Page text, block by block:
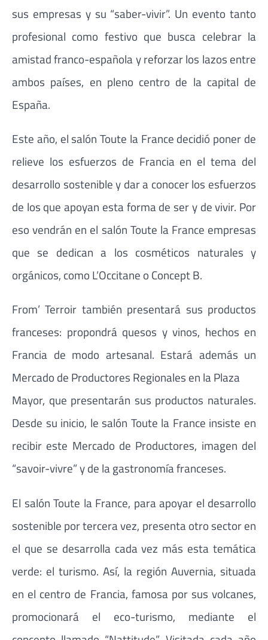
sus empresas y su “saber-vivir”. Un evento tanto
profesional como festivo que busca celebrar la
amistad franco-española y reforzar los lazos entre
ambos países, en pleno centro de la capital de
España.
Este año, el salón Toute la France decidió poner de
relieve los esfuerzos de Francia en el tema del
desarrollo sostenible y dar a conocer los esfuerzos
de los que apoyan esta forma de ser y de vivir. Por
eso vendrán en el salón Toute la France empresas
que se dedican a los cosméticos naturales y
orgánicos, como L’Occitane o Concept B.
From’ Terroir también presentará sus productos
franceses: propondrá quesos y vinos, hechos en
Francia de modo artesanal. Estará además un
Mercado de Productores Regionales en la Plaza
Mayor, que presentarán sus productos naturales.
Desde su inicio, le salón Toute la France insiste en
recibir este Mercado de Productores, imagen del
“savoir-vivre” y de la gastronomía franceses.
El salón Toute la France, para apoyar el desarrollo
sostenible por tercera vez, presenta otro sector en
el que se desarrolla cada vez más esta temática
verde: el turismo. Así, la región Auvernia, situada
en el centro de Francia, famosa por sus volcanes,
promocionará el eco-turismo, mediante el